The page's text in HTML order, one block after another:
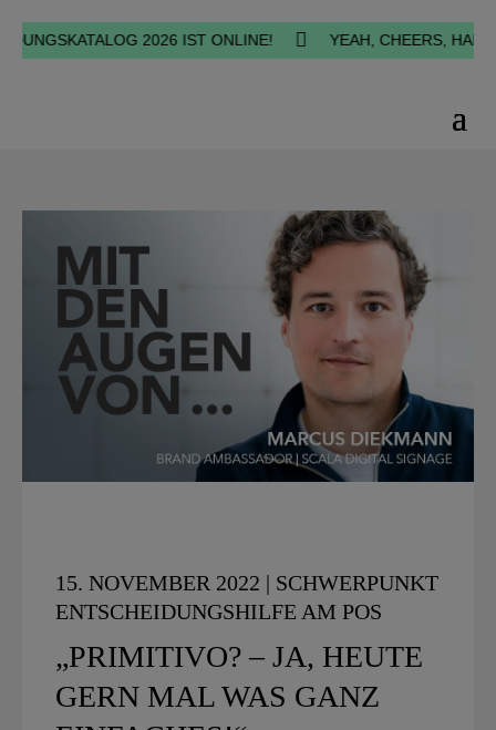
2026 IST ONLINE!  YEAH, CHEERS,
15. NOVEMBER 2022 | SCHWERPUNKT
ENTSCHEIDUNGSHILFE AM POS
„PRIMITIVO? – JA, HEUTE
GERN MAL WAS GANZ